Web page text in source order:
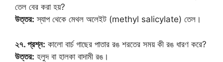
তেল বের করা হয়?
উত্তর: স্যাপ থেকে মেথল অলেইট (methyl salicylate) তেল।
২৭. প্রশ্ন: কালো বার্চ গাছের পাতার রঙ শরতের সময় কী রঙ ধারণ করে?
উত্তর: হলুদ বা হালকা বাদামী রঙ।